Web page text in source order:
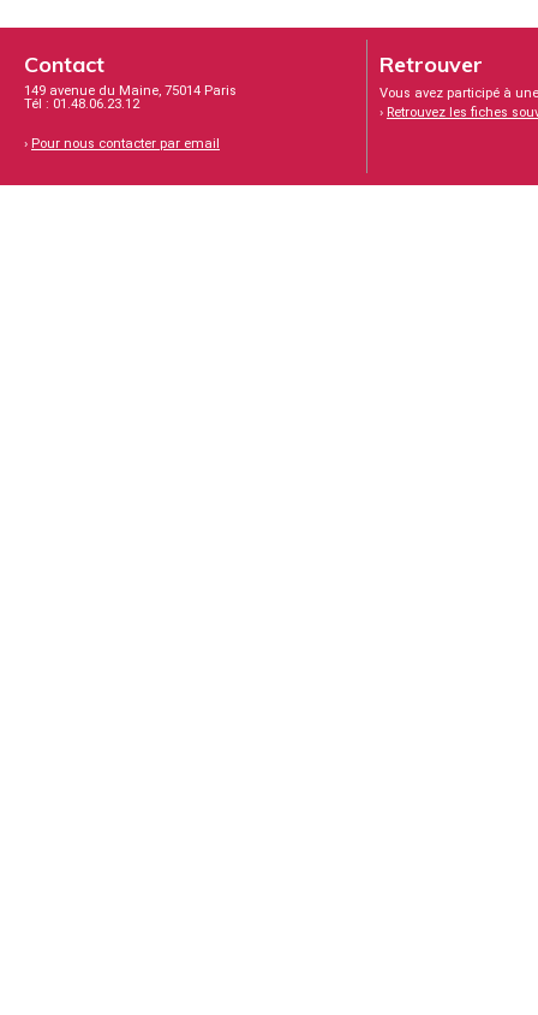
Contact
149 avenue du Maine, 75014 Paris
Tél : 01.48.06.23.12
› Pour nous contacter par email
Retrouver
Vous avez participé à
› Retrouvez les fiches